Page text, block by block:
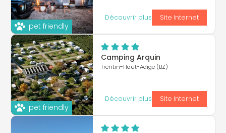
pet friendly
Découvrir plus Site Internet
pet friendly
Camping Arquin
Trentin-Haut-Adige (BZ)
Découvrir plus Site Internet